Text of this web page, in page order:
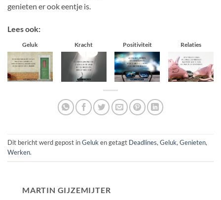
genieten er ook eentje is.
Lees ook:
Geluk Kracht Positiviteit Relaties
Dit bericht werd gepost inGeluken getagt Deadlines, Geluk, Genieten,
Werken.
MARTIN GIJZEMIJTER